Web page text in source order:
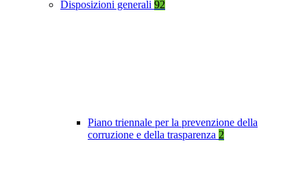
Disposizioni generali 92
Piano triennale per la prevenzione della
corruzione e della trasparenza 2